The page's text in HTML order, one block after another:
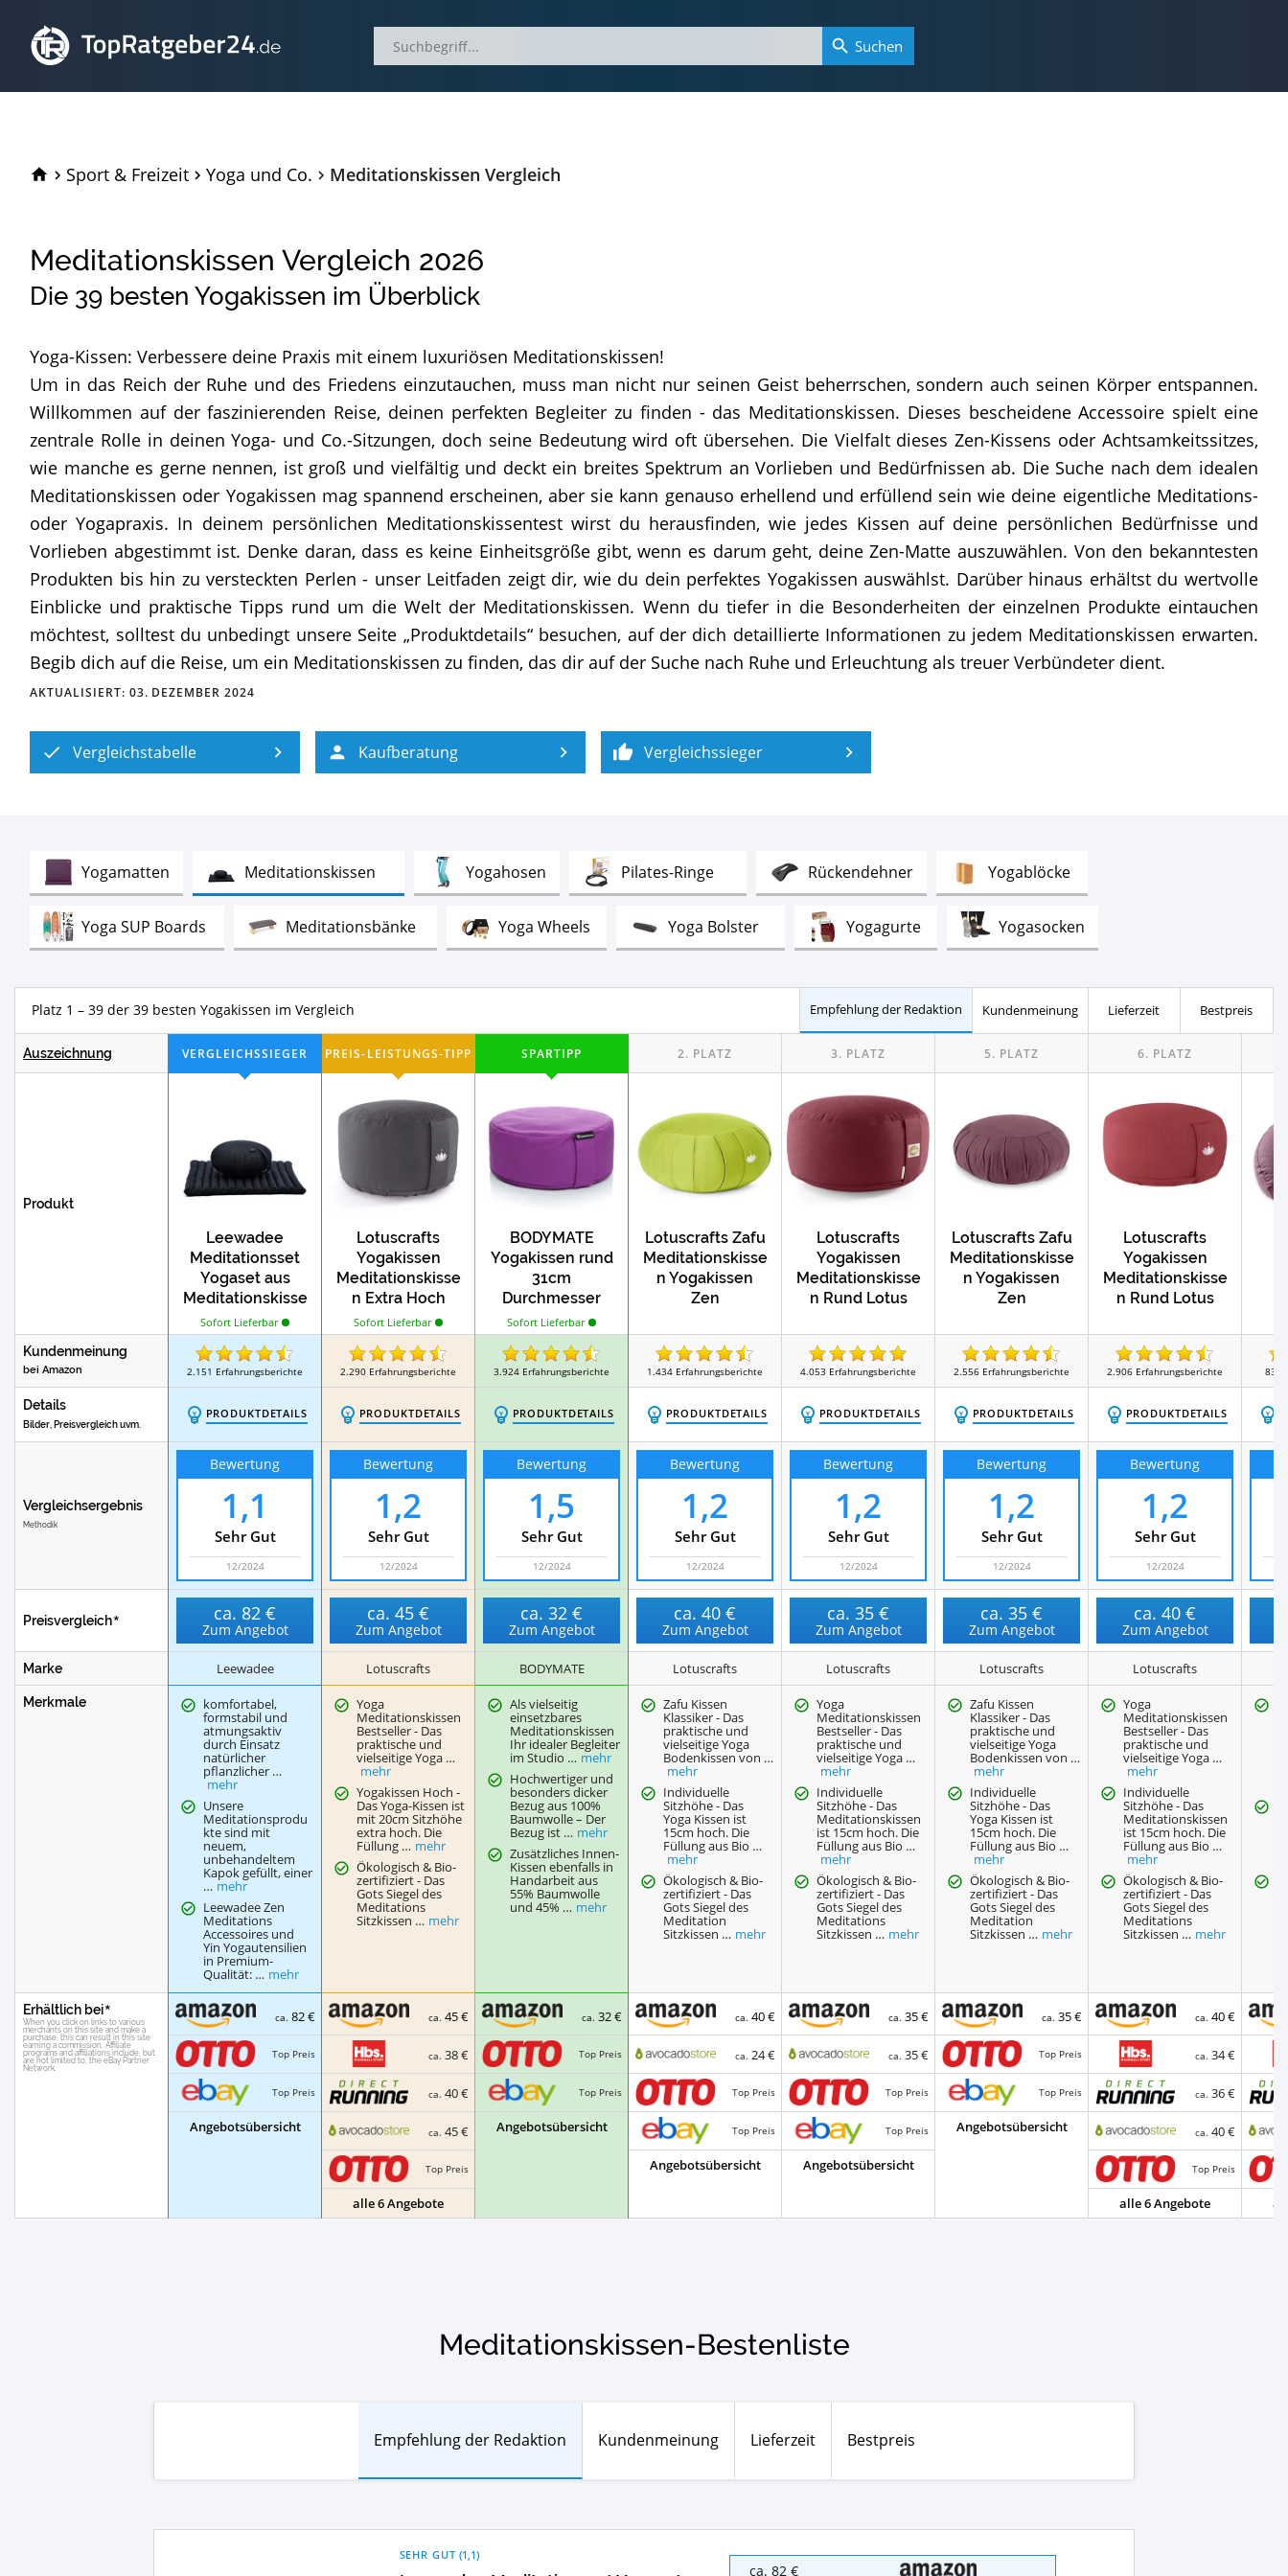
TopRatgeber24.de
Sport & Freizeit Yoga und Co. Meditationskissen Vergleich
Meditationskissen Vergleich 2026
Die 39 besten Yogakissen im Überblick
Yoga-Kissen: Verbessere deine Praxis mit einem luxuriösen Meditationskissen!
Um in das Reich der Ruhe und des Friedens einzutauchen, muss man nicht nur seinen Geist beherrschen, sondern auch seinen Körper entspannen.
Willkommen auf der faszinierenden Reise, deinen perfekten Begleiter zu finden - das Meditationskissen. Dieses bescheidene Accessoire spielt eine
zentrale Rolle in deinen Yoga- und Co.-Sitzungen, doch seine Bedeutung wird oft übersehen. Die Vielfalt dieses Zen-Kissens oder Achtsamkeitssitzes,
wie manche es gerne nennen, ist groß und vielfältig und deckt ein breites Spektrum an Vorlieben und Bedürfnissen ab. Die Suche nach dem idealen
Meditationskissen oder Yogakissen mag spannend erscheinen, aber sie kann genauso erhellend und erfüllend sein wie deine eigentliche Meditations-
oder Yogapraxis. In deinem persönlichen Meditationskissentest wirst du herausfinden, wie jedes Kissen auf deine persönlichen Bedürfnisse und
Vorlieben abgestimmt ist. Denke daran, dass es keine Einheitsgröße gibt, wenn es darum geht, deine Zen-Matte auszuwählen. Von den bekanntesten
Produkten bis hin zu versteckten Perlen - unser Leitfaden zeigt dir, wie du dein perfektes Yogakissen auswählst. Darüber hinaus erhältst du wertvolle
Einblicke und praktische Tipps rund um die Welt der Meditationskissen. Wenn du tiefer in die Besonderheiten der einzelnen Produkte eintauchen
möchtest, solltest du unbedingt unsere Seite „Produktdetails“ besuchen, auf der dich detaillierte Informationen zu jedem Meditationskissen erwarten.
Begib dich auf die Reise, um ein Meditationskissen zu finden, das dir auf der Suche nach Ruhe und Erleuchtung als treuer Verbündeter dient.
AKTUALISIERT: 03. DEZEMBER 2024
Vergleichstabelle Kaufberatung Vergleichssieger
Yogamatten Meditationskissen Yogahosen Pilates-RingeTest RückendehnerTest YogablöckeTest
Yoga SUP Boards MeditationsbänkeTest Yoga Wheels Yoga BolsterTest YogagurteTest Yogasocken
KupferwasserflaschenTest KlangschalenTest Pilates ReformerTest
Platz 1 – 39 der 39 besten Yogakissen im Vergleich Empfehlung der Redaktion Kundenmeinung Lieferzeit Bestpreis
Auszeichnung
Produkt
Leewadee
Meditationsset
Yogaset aus
Meditationskisse
n Zafu und
Sitzmatte
Sofort Lieferbar
Lotuscrafts
Yogakissen
Meditationskisse
n Extra Hoch
Sofort Lieferbar
BODYMATE
Yogakissen rund
31cm
Durchmesser
13cm hoch Lila
Sofort Lieferbar
Lotuscrafts Zafu
Meditationskisse
n Yogakissen
Zen
Lotuscrafts
Yogakissen
Meditationskisse
n Rund Lotus
Lotuscrafts Zafu
Meditationskisse
n Yogakissen
Zen
Lotuscrafts
Yogakissen
Meditationskisse
n Rund Lotus
Kundenmeinung
bei Amazon 2.151 Erfahrungsberichte 2.290 Erfahrungsberichte 3.924 Erfahrungsberichte 1.434 Erfahrungsberichte 4.053 Erfahrungsberichte 2.556 Erfahrungsberichte 2.906 Erfahrungsberichte 839
Details
Bilder, Preisvergleich uvm.
PRODUKTDETAILS PRODUKTDETAILS PRODUKTDETAILS PRODUKTDETAILS PRODUKTDETAILS PRODUKTDETAILS PRODUKTDETAILS
Vergleichsergebnis
Methodik
Bewertung
1,1
Sehr Gut
12/2024
Bewertung
1,2
Sehr Gut
12/2024
Bewertung
1,5
Sehr Gut
12/2024
Bewertung
1,2
Sehr Gut
12/2024
Bewertung
1,2
Sehr Gut
12/2024
Bewertung
1,2
Sehr Gut
12/2024
Bewertung
1,2
Sehr Gut
12/2024
Preisvergleich ca. 82 €
Zum Angebot
ca.45 €
Zum Angebot
ca.32 €
Zum Angebot
ca.40 €
Zum Angebot
ca.35 €
Zum Angebot
ca.35 €
Zum Angebot
ca.40 €
Zum Angebot
Marke Leewadee Lotuscrafts BODYMATE Lotuscrafts Lotuscrafts Lotuscrafts Lotuscrafts
Merkmale komfortabel,
formstabil und
atmungsaktiv
durch Einsatz
natürlicher
pflanzlicher …
mehr
Unsere
Meditationsprodu
kte sind mit
neuem,
unbehandeltem
Kapok gefüllt, einer
… mehr
Leewadee Zen
Meditations
Accessoires und
Yin Yogautensilien
in Premium-
Qualität: … mehr
Yoga
Meditationskissen
Bestseller - Das
praktische und
vielseitige Yoga …
mehr
Yogakissen Hoch -
Das Yoga-Kissen ist
mit 20cm Sitzhöhe
extra hoch. Die
Füllung … mehr
Ökologisch & Bio-
zertifiziert - Das
Gots Siegel des
Meditations
Sitzkissen … mehr
Als vielseitig
einsetzbares
Meditationskissen
Ihr idealer Begleiter
im Studio … mehr
Hochwertiger und
besonders dicker
Bezug aus 100%
Baumwolle – Der
Bezug ist … mehr
Zusätzliches Innen-
Kissen ebenfalls in
Handarbeit aus
55% Baumwolle
und 45% … mehr
Zafu Kissen
Klassiker - Das
praktische und
vielseitige Yoga
Bodenkissen von …
mehr
Individuelle
Sitzhöhe - Das
Yoga Kissen ist
15cm hoch. Die
Füllung aus Bio …
mehr
Ökologisch & Bio-
zertifiziert - Das
Gots Siegel des
Meditation
Sitzkissen … mehr
Yoga
Meditationskissen
Bestseller - Das
praktische und
vielseitige Yoga …
mehr
Individuelle
Sitzhöhe - Das
Meditationskissen
ist 15cm hoch. Die
Füllung aus Bio …
mehr
Ökologisch & Bio-
zertifiziert - Das
Gots Siegel des
Meditations
Sitzkissen … mehr
Zafu Kissen
Klassiker - Das
praktische und
vielseitige Yoga
Bodenkissen von …
mehr
Individuelle
Sitzhöhe - Das
Yoga Kissen ist
15cm hoch. Die
Füllung aus Bio …
mehr
Ökologisch & Bio-
zertifiziert - Das
Gots Siegel des
Meditation
Sitzkissen … mehr
Yoga
Meditationskissen
Bestseller - Das
praktische und
vielseitige Yoga …
mehr
Individuelle
Sitzhöhe - Das
Meditationskissen
ist 15cm hoch. Die
Füllung aus Bio …
mehr
Ökologisch & Bio-
zertifiziert - Das
Gots Siegel des
Meditations
Sitzkissen … mehr
Erhältlich bei ca.82 €
Top Preis
Top Preis
Angebotsübersicht
ca.45 €
ca.38 €
ca.40 €
ca.45 €
Top Preis
alle 6 Angebote
ca.32 €
Top Preis
Top Preis
Angebotsübersicht
ca.40 €
ca.24 €
Top Preis
Top Preis
Angebotsübersicht
ca.35 €
ca.35 €
Top Preis
Top Preis
Angebotsübersicht
ca.35 €
Top Preis
Top Preis
Angebotsübersicht
ca.40 €
ca.34 €
ca.36 €
ca.40 €
Top Preis
alle 6 Angebote
Meditationskissen-Bestenliste
Empfehlung der Redaktion Kundenmeinung Lieferzeit Bestpreis
SEHR GUT (1,1)
ca. 82 €
Suchen